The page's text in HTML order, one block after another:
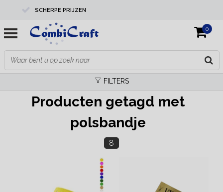
SCHERPE PRIJZEN
PROFESSIONELE KWALITEIT
EXPERTS IN MAATWERK
0
FILTERS
Producten getagd met
polsbandje
8